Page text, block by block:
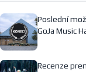
Poslední
GoJa Music
Recenze